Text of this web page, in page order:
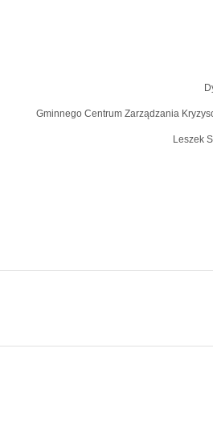
Gminnego Centrum Zarządzania
Leszek